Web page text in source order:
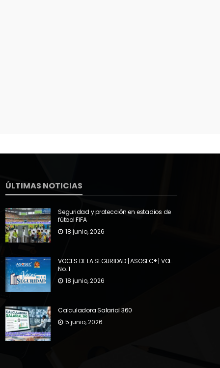
ÚLTIMAS NOTICIAS
Seguridad y protección en estadios de
fútbol FIFA
18 junio, 2026
VOCES DE LA SEGURIDAD | ASOSEC® | VOL.
No. 1
18 junio, 2026
Calculadora Salarial 360
5 junio, 2026